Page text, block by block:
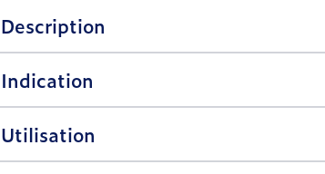
Description
Indication
Utilisation